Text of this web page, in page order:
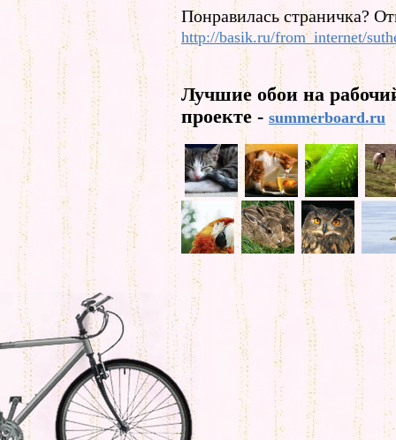
Понравилась страничка?
http://basik.ru/from_internet/
Лучшие обои на
проекте - summerboard.ru